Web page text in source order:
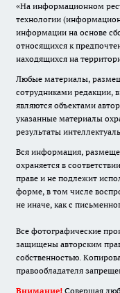
«На информационном
технологии
информации на основе
относящихся к
находящихся на
Любые материалы,
сотрудниками редакции,
являются объектами
указанные материалы
результаты
Вся информация,
охраняется в
праве и не подлежит
форме, в том числе
не иначе, как с
Все фотографические
защищены авторским
собственностью.
правообладателя
Внимание! Совершая